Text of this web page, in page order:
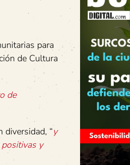
para
de Cultura
de
diversidad, “y
y